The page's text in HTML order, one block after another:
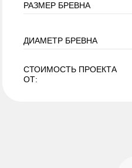
РАЗМЕР БРЕВНА
ДИАМЕТР БРЕВНА
СТОИМОСТЬ ПРОЕКТА
ОТ: